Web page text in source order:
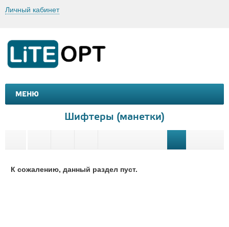
Личный кабинет
МЕНЮ
МАШИНКИ И МОТОЦИКЛЫ
Шифтеры (манетки)
К сожалению, данный раздел пуст.